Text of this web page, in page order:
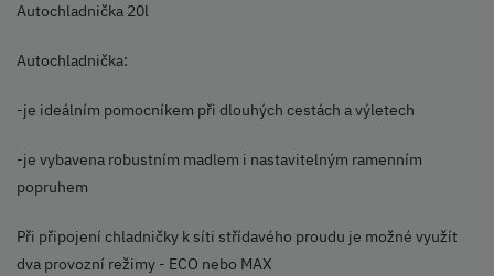
Autochladnička 20l
Autochladnička:
-je ideálním pomocníkem při dlouhých cestách a výletech
-je vybavena robustním madlem i nastavitelným ramenním
popruhem
Při připojení chladničky k síti střídavého proudu je možné využít
dva provozní režimy - ECO nebo MAX